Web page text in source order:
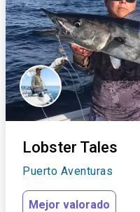
Lobster Tales
Puerto Aventuras
Mejor valorado